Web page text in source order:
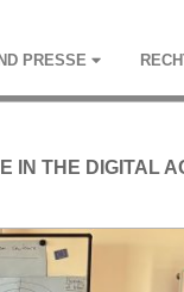
PRESSE
IN THE DIGITAL